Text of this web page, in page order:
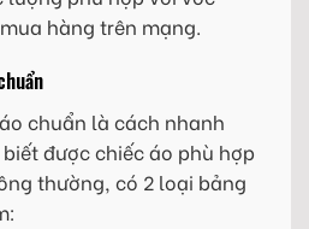
hàng trên mạng.
chuẩn là cách nhanh
được chiếc áo phù hợp
thường, có 2 loại bảng